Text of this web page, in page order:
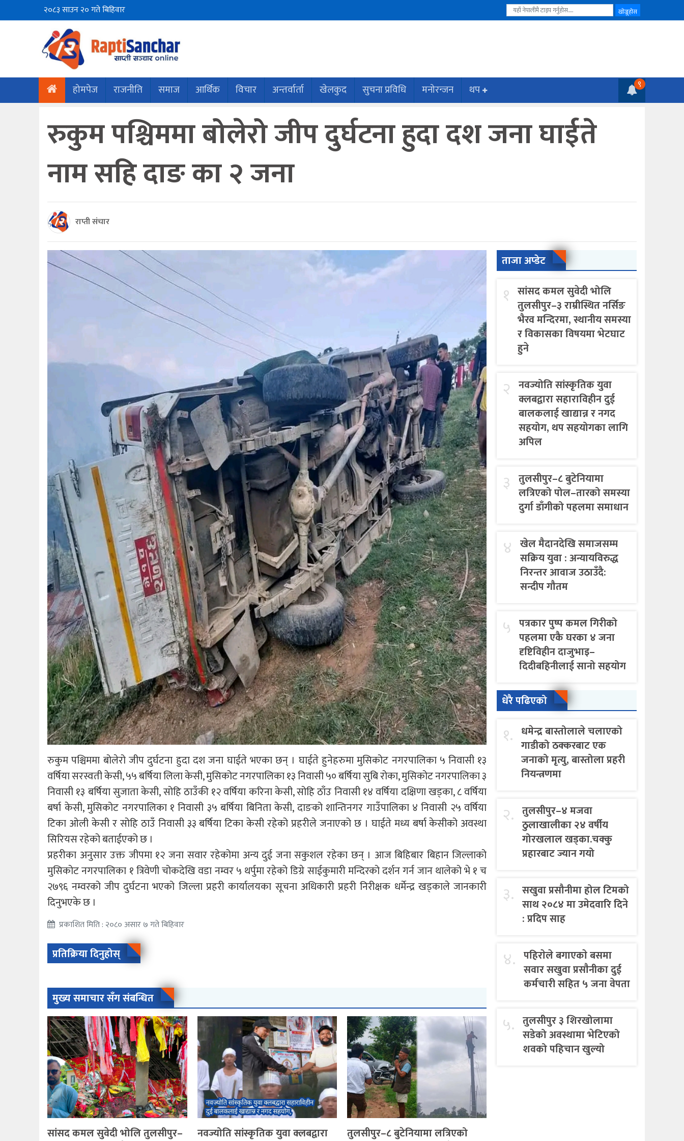
२०८३ साउन २० गते बिहिवार
होमपेज राजनीति समाज आर्थिक विचार अन्तर्वार्ता खेलकुद सुचना प्रविधि मनोरन्जन थप ९
रुकुम पश्चिममा बोलेरो जीप दुर्घटना हुदा दश जना घाईते
नाम सहि दाङ का २ जना
राप्ती संचार
रुकुम पश्चिममा बोलेरो जीप दुर्घटना हुदा दश जना घाईते भएका छन् । घाईते हुनेहरुमा मुसिकोट नगरपालिका ५ निवासी १३
वर्षिया सरस्वती केसी, ५५ बर्षिया लिला केसी, मुसिकोट नगरपालिका १३ निवासी ५० बर्षिया सुबि रोका, मुसिकोट नगरपालिका ३
निवासी १३ बर्षिया सुजाता केसी, सोहि ठाउँकी १२ वर्षिया करिना केसी, सोहि ठाँउ निवासी १४ वर्षिया दक्षिणा खड्का, ८ वर्षिया
बर्षा केसी, मुसिकोट नगरपालिका १ निवासी ३५ बर्षिया बिनिता केसी, दाङको शान्तिनगर गाउँपालिका ४ निवासी २५ वर्षिया
टिका ओली केसी र सोहि ठाउँ निवासी ३३ बर्षिया टिका केसी रहेको प्रहरीले जनाएको छ । घाईते मध्य बर्षा केसीको अवस्था
सिरियस रहेको बताईएको छ ।
प्रहरीका अनुसार उक्त जीपमा १२ जना सवार रहेकोमा अन्य दुई जना सकुशल रहेका छन् । आज बिहिबार बिहान जिल्लाको
मुसिकोट नगरपालिका १ त्रिवेणी चोकदेखि वडा नम्वर ५ थर्पुमा रहेको डिग्रे साईकुमारी मन्दिरको दर्शन गर्न जान थालेको भे १ च
२७९६ नम्वरको जीप दुर्घटना भएको जिल्ला प्रहरी कार्यालयका सूचना अधिकारी प्रहरी निरीक्षक धर्मेन्द्र खड्काले जानकारी
दिनुभएके छ ।
प्रकाशित मिति : २०८० असार ७ गते बिहिवार
प्रतिक्रिया दिनुहोस्
मुख्य समाचार सँग संबन्धित
सांसद कमल सुवेदी भोलि तुलसीपुर–
नवज्योति सांस्कृतिक युवा क्लबद्वारा
तुलसीपुर–८ बुटेनियामा लत्रिएको
ताजा अप्डेट
१ सांसद कमल सुवेदी भोलि
तुलसीपुर–३ राम्रीस्थित नर्सिङ
भैरव मन्दिरमा, स्थानीय समस्या
र विकासका विषयमा भेटघाट
हुने
२ नवज्योति सांस्कृतिक युवा
क्लबद्वारा सहाराविहीन दुई
बालकलाई खाद्यान्न र नगद
सहयोग, थप सहयोगका लागि
अपिल
३ तुलसीपुर–८ बुटेनियामा
लत्रिएको पोल–तारको समस्या
दुर्गा डाँगीको पहलमा समाधान
४ खेल मैदानदेखि समाजसम्म
सक्रिय युवा : अन्यायविरुद्ध
निरन्तर आवाज उठाउँदै:
सन्दीप गौतम
५ पत्रकार पुष्प कमल गिरीको
पहलमा एकै घरका ४ जना
दृष्टिविहीन दाजुभाइ–
दिदीबहिनीलाई सानो सहयोग
धेरै पढिएको
१. धमेन्द्र बास्तोलाले चलाएको
गाडीको ठक्करबाट एक
जनाको मृत्यु, बास्तोला प्रहरी
नियन्त्रणमा
२. तुलसीपुर–४ मजवा
ठुलाखालीका २४ वर्षीय
गोरखलाल खड्का.चक्कु
प्रहारबाट ज्यान गयो
३. सखुवा प्रसौनीमा होल टिमको
साथ २०८४ मा उमेदवारि दिने
: प्रदिप साह
४. पहिराेले बगाएकाे बसमा
सवार सखुवा प्रसाैनीका दुई
कर्मचारी सहित ५ जना वेपता
५. तुलसीपुर ३ शिरखोलामा
सडेको अवस्थामा भेटिएको
शवको पहिचान खुल्यो